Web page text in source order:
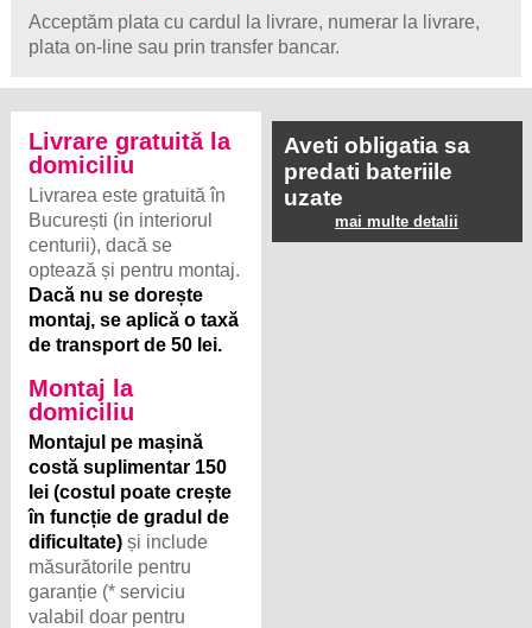
Acceptăm plata cu cardul la livrare, numerar la livrare,
plata on-line sau prin transfer bancar.
Livrare gratuită la
domiciliu
Livrarea este gratuită în
București (in interiorul
centurii), dacă se
optează și pentru montaj.
Dacă nu se dorește
montaj, se aplică o taxă
de transport de 50 lei.
Montaj la
domiciliu
Montajul pe mașină
costă suplimentar 150
lei (costul poate crește
în funcție de gradul de
dificultate) și include
măsurătorile pentru
garanție (* serviciu
valabil doar pentru
Aveti obligatia sa
predati bateriile
uzate
mai multe detalii